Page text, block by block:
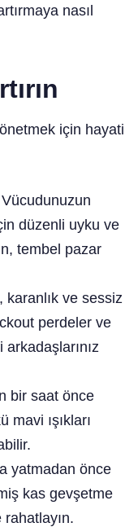
nasıl
için hayati
Vücudunuzun
düzenli uyku ve
tembel pazar
karanlık ve sessiz
perdeler ve
bir saat önce
mavi ışıkları
yatmadan önce
kas gevşetme